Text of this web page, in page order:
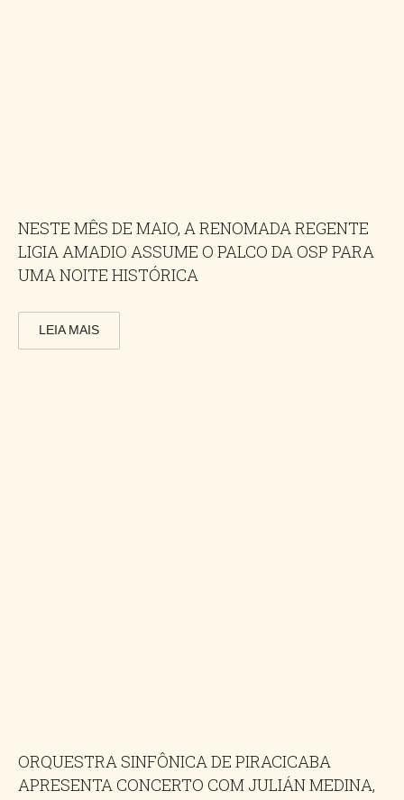
NESTE MÊS DE MAIO, A RENOMADA REGENTE
LIGIA AMADIO ASSUME O PALCO DA OSP PARA
UMA NOITE HISTÓRICA
LEIA MAIS
ORQUESTRA SINFÔNICA DE PIRACICABA
APRESENTA CONCERTO COM JULIÁN MEDINA,